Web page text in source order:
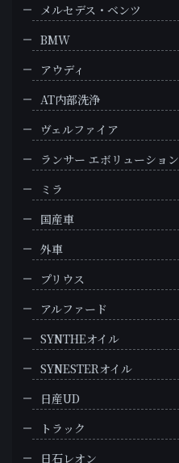
メルセデス・ベンツ
BMW
アウディ
AT内部洗浄
ヴェルファイア
ランサー エボリューション
ミラ
国産車
外車
プリウス
アルファード
SYNTHEオイル
SYNESTERオイル
日産UD
トラック
日石レオン